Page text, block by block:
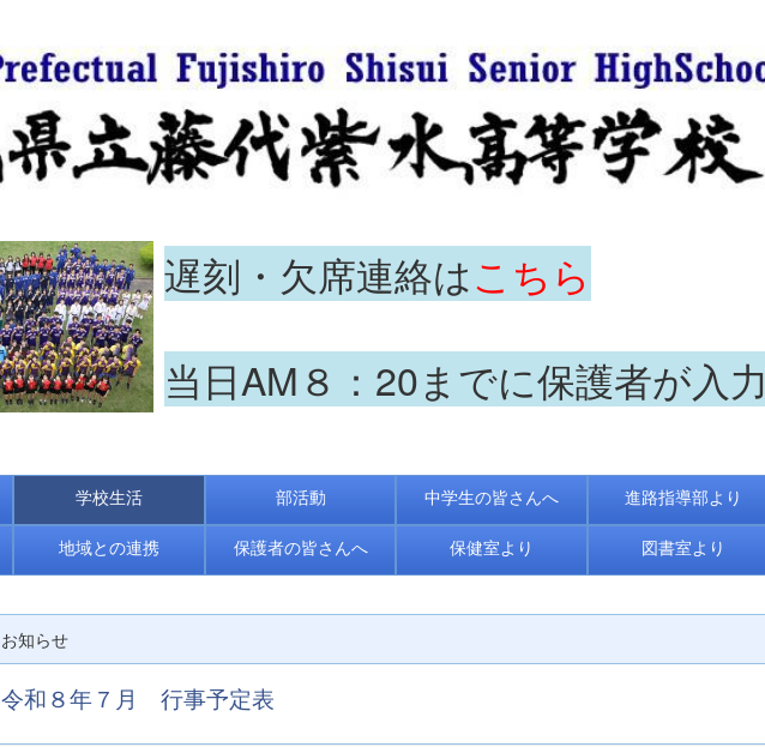
遅刻・欠席連絡はこちら
当日AM８：20までに保護者が入力
学校生活 部活動 中学生の皆さんへ 進路指導部より
地域との連携 保護者の皆さんへ 保健室より 図書室より
お知らせ
令和８年７月 行事予定表